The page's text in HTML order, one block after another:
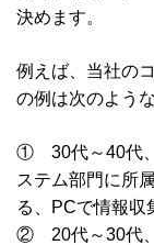
決めます。
例えば、当社の
の例は次のよう
① 30代～40代、
ステム部門に所
る、PCで情報収
② 20代～30代、